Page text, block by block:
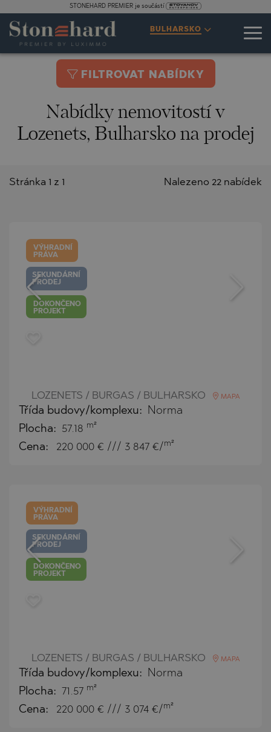
STONEHARD PREMIER je součástí
BULHARSKO
FILTROVAT NABÍDKY
Nabídky nemovitostí v
Lozenets, Bulharsko na prodej
Nalezeno 22 nabídek
Stránka 1 z 1
VÝHRADNÍ
PRÁVA
SEKUNDÁRNÍ
PRODEJ
DOKONČENO
PROJEKT
LOZENETS / BURGAS / BULHARSKO MAPA
Třída budovy/komplexu: Norma
Plocha: 57.18 m²
Cena: 220 000 € /// 3 847 €/ m²
VÝHRADNÍ
PRÁVA
SEKUNDÁRNÍ
PRODEJ
DOKONČENO
PROJEKT
LOZENETS / BURGAS / BULHARSKO MAPA
Třída budovy/komplexu: Norma
Plocha: 71.57 m²
Cena: 220 000 € /// 3 074 €/ m²